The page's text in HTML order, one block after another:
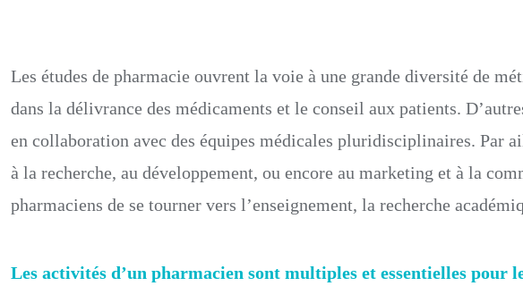
Les études de pharmacie ouvrent la voie à une grande diversité de
dans la délivrance des médicaments et le conseil aux patients.
en collaboration avec des équipes médicales pluridisciplinaires. Par
à la recherche, au développement, ou encore au marketing et à la
pharmaciens de se tourner vers l’enseignement, la recherche
Les activités d’un pharmacien sont multiples et essentielles pour